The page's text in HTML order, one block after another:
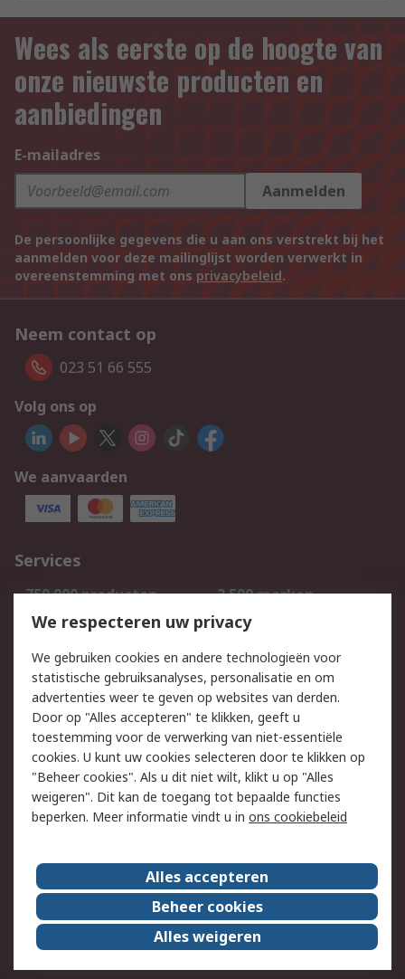
Wees als eerste op de hoogte van
onze nieuwste producten en
aanbiedingen
E-mailadres
Aanmelden
De persoonlijke gegevens die u aan ons verstrekt bij het
aanmelden voor deze mailinglijst worden verwerkt in
overeenstemming met ons privacybeleid.
Neem contact op
023 51 66 555
Volg ons op
We aanvaarden
Services
750.000 producten
2.500 merken
Bestellen
Inkoopoplossingen
Track & Trace
Wettelijk
Cookiebeleid
Email veiligheid
Privacybeleid
Websitevoorwaarden
Algemene
verkoopvoorwaarden
Over RS
RS Group
Over ons
RS wereldwijd
Werken bij RS
ESG
We respecteren uw privacy
We gebruiken cookies en andere technologieën voor
statistische gebruiksanalyses, personalisatie en om
advertenties weer te geven op websites van derden.
Door op "Alles accepteren" te klikken, geeft u
toestemming voor de verwerking van niet-essentiële
cookies. U kunt uw cookies selecteren door te klikken op
"Beheer cookies". Als u dit niet wilt, klikt u op "Alles
weigeren". Dit kan de toegang tot bepaalde functies
beperken. Meer informatie vindt u in ons cookiebeleid
Alles accepteren
Beheer cookies
Alles weigeren